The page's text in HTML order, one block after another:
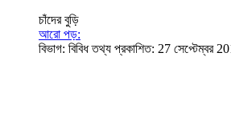
চাঁদের বুড়ি
আরো পড়:
বিভাগ: বিবিধ তথ্য প্রকাশিত: 27 সেপ্টেম্বর